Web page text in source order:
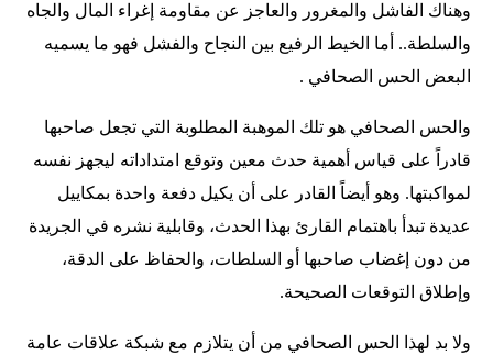
وهناك الفاشل والمغرور والعاجز عن مقاومة إغراء المال والجاه
والسلطة.. أما الخيط الرفيع بين النجاح والفشل فهو ما يسميه
البعض الحس الصحافي .
والحس الصحافي هو تلك الموهبة المطلوبة التي تجعل صاحبها
قادراً على قياس أهمية حدث معين وتوقع امتداداته ليجهز نفسه
لمواكبتها. وهو أيضاً القادر على أن يكيل دفعة واحدة بمكاييل
عديدة تبدأ باهتمام القارئ بهذا الحدث، وقابلية نشره في الجريدة
من دون إغضاب صاحبها أو السلطات، والحفاظ على الدقة،
وإطلاق التوقعات الصحيحة.
ولا بد لهذا الحس الصحافي من أن يتلازم مع شبكة علاقات عامة